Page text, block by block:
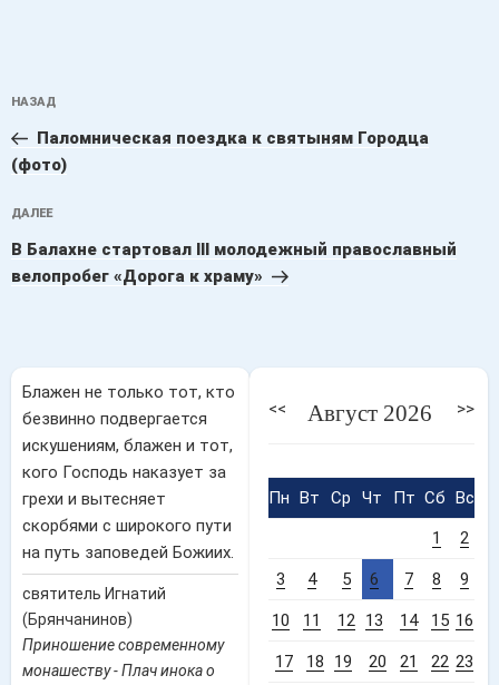
записям
Предыдущая
запись:
НАЗАД
Паломническая поездка к святыням Городца
(фото)
Следующая
запись
ДАЛЕЕ
В Балахне стартовал III молодежный православный
велопробег «Дорога к храму»
Блажен не только тот, кто
безвинно подвергается
искушениям, блажен и тот,
кого Господь наказует за
грехи и вытесняет
скорбями с широкого пути
на путь заповедей Божиих.
святитель Игнатий
(Брянчанинов)
Приношение современному
монашеству - Плач инока о
<< Август 2026 >>
Пн Вт Ср Чт Пт Сб Вс
1
2
3 4 5 6 7 8 9
10 11 12 13 14 15 16
17 18 19 20 21 22 23